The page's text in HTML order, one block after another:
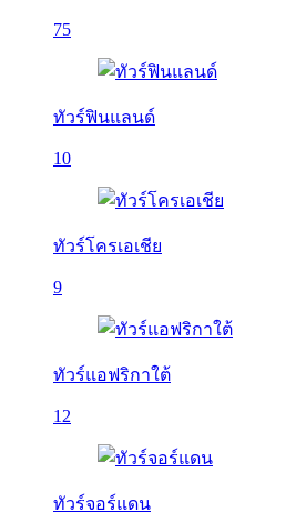
75
ทัวร์ฟินแลนด์
10
ทัวร์โครเอเชีย
9
ทัวร์แอฟริกาใต้
12
ทัวร์จอร์แดน